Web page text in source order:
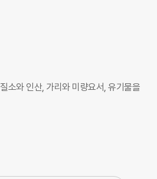
질소와 인산, 가리와 미량요서, 유기물을